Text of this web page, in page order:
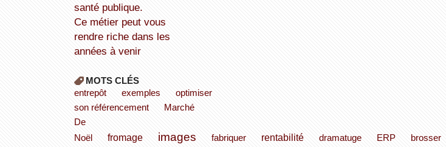
santé publique.
Ce métier peut vous
rendre riche dans les
années à venir
MOTS CLÉS
entrepôt
exemples
optimiser
son référencement
Marché
De
Noël
fromage images fabriquer rentabilité dramatuge ERP brosser